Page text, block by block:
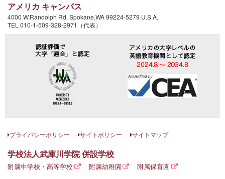
アメリカ キャンパス
4000 W.Randolph Rd. Spokane,WA 99224-5279 U.S.A.
TEL 010-1-509-328-2971（代表）
プライバシーポリシー サイトポリシー サイトマップ
学校法人武庫川学院 併設学校
附属中学校・高等学校 附属幼稚園 附属保育園